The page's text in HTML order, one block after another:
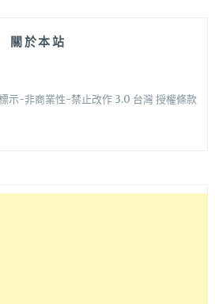
關於本站
示-非商業性-禁止改作 3.0 台灣 授權條款